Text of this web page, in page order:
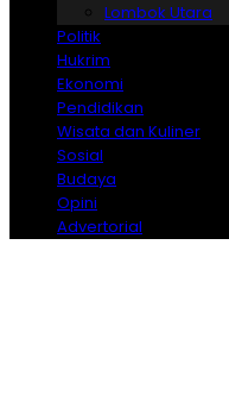
Lombok Utara
Politik
Hukrim
Ekonomi
Pendidikan
Wisata dan Kuliner
Sosial
Budaya
Opini
Advertorial